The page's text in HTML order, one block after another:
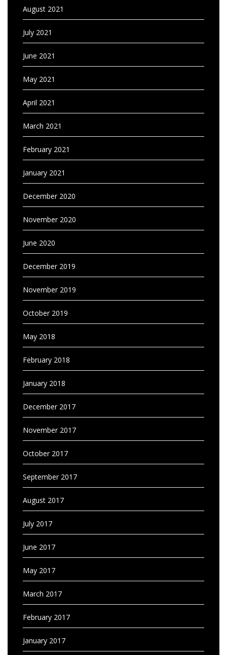
August 2021
July 2021
June 2021
May 2021
April 2021
March 2021
February 2021
January 2021
December 2020
November 2020
June 2020
December 2019
November 2019
October 2019
May 2018
February 2018
January 2018
December 2017
November 2017
October 2017
September 2017
August 2017
July 2017
June 2017
May 2017
March 2017
February 2017
January 2017